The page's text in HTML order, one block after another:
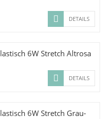
DETAILS
6W Stretch Altrosa
DETAILS
6W Stretch Grau-